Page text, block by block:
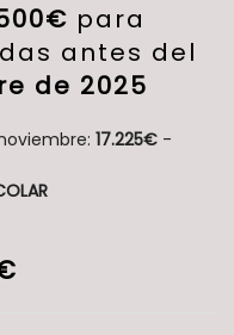
para
antes del
de 2025
17.225€ -